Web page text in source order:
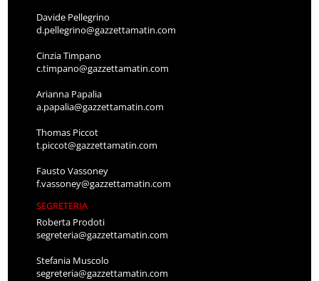
Davide Pellegrino
d.pellegrino@gazzettamatin.com
Cinzia Timpano
c.timpano@gazzettamatin.com
Arianna Papalia
a.papalia@gazzettamatin.com
Thomas Piccot
t.piccot@gazzettamatin.com
Fausto Vassoney
f.vassoney@gazzettamatin.com
SEGRETERIA
Roberta Prodoti
segreteria@gazzettamatin.com
Stefania Muscolo
segreteria@gazzettamatin.com